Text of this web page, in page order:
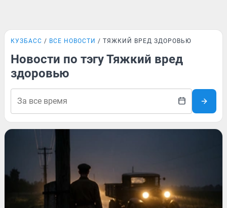
КУЗБАСС ВСЕ НОВОСТИ ТЯЖКИЙ ВРЕД ЗДОРОВЬЮ
Новости по тэгу Тяжкий вред
здоровью